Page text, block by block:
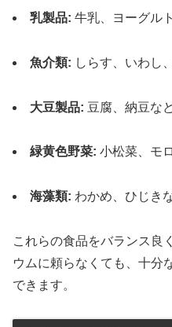
乳製品: 牛乳、ヨーグル
魚介類: しらす、いわし
大豆製品: 豆腐、納豆な
緑黄色野菜: 小松菜、モ
海藻類: わかめ、ひじき
これらの食品をバランス良
ウムに頼らなくても、十分
できます。